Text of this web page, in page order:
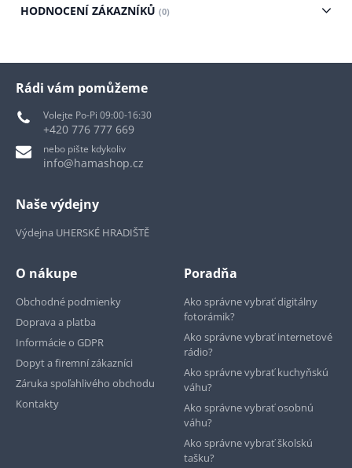
HODNOCENÍ ZÁKAZNÍKŮ (0)
Rádi vám pomůžeme
Volejte Po-Pi 09:00-16:30
+420 776 777 669
nebo pište kdykoliv
info@hamashop.cz
Naše výdejny
Výdejna UHERSKÉ HRADIŠTĚ
O nákupe
Obchodné podmienky
Doprava a platba
Informácie o GDPR
Dopyt a firemní zákazníci
Záruka spoľahlivého obchodu
Kontakty
Poradňa
Ako správne vybrať digitálny
fotorámik?
Ako správne vybrať internetové
rádio?
Ako správne vybrať kuchyňskú
váhu?
Ako správne vybrať osobnú
váhu?
Ako správne vybrať školskú
tašku?